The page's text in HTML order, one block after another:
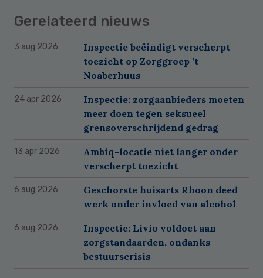
Gerelateerd nieuws
3 aug 2026
Inspectie beëindigt verscherpt
toezicht op Zorggroep ’t
Noaberhuus
24 apr 2026
Inspectie: zorgaanbieders moeten
meer doen tegen seksueel
grensoverschrijdend gedrag
13 apr 2026
Ambiq-locatie niet langer onder
verscherpt toezicht
6 aug 2026
Geschorste huisarts Rhoon deed
werk onder invloed van alcohol
6 aug 2026
Inspectie: Livio voldoet aan
zorgstandaarden, ondanks
bestuurscrisis